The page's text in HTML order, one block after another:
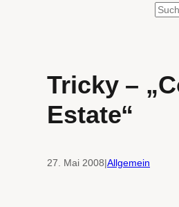
Tricky –
Estate“
27. Mai 2008|Allgemein